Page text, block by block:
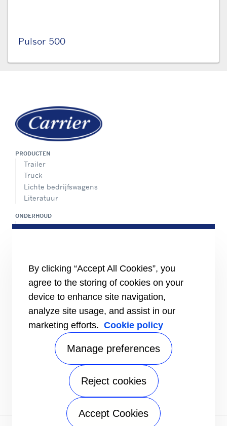
Pulsor 500
PRODUCTEN
Trailer
Truck
Lichte bedrijfswagens
Literatuur
ONDERHOUD
Locator onderhoudscentrum
CONTACT
Mediacenter
Contactpersonen Sales
# carrierkuwait
By clicking “Accept All Cookies”, you
agree to the storing of cookies on your
device to enhance site navigation,
analyze site usage, and assist in our
marketing efforts. Cookie policy
Manage preferences
Reject cookies
Accept Cookies